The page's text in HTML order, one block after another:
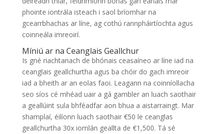
phointe iontrála isteach i saol bríomhar na
gcearrbhachas ar líne, ag cothú rannpháirtíochta agus
coinneála imreoirí.
Míniú ar na Ceanglais Geallchur
Is gné riachtanach de bhónais ceasaíneo ar líne iad na
ceanglais geallchurtha agus ba chóir do gach imreoir
iad a bheith ar an eolas faoi. Leagann na coinníollacha
seo síos cé mhéad uair a gá gambler an luach saothair
a geallúint sula bhféadfar aon bhua a aistarraingt. Mar
shamplaí, éilíonn luach saothair €50 le ceanglas
geallchurtha 30x iomlán geallta de €1,500. Tá sé